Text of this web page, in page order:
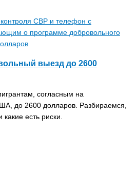
выезд до 2600
согласным на
до 2600 долларов. Разбираемся,
есть риски.